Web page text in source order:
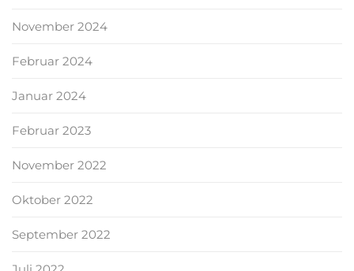
November 2024
Februar 2024
Januar 2024
Februar 2023
November 2022
Oktober 2022
September 2022